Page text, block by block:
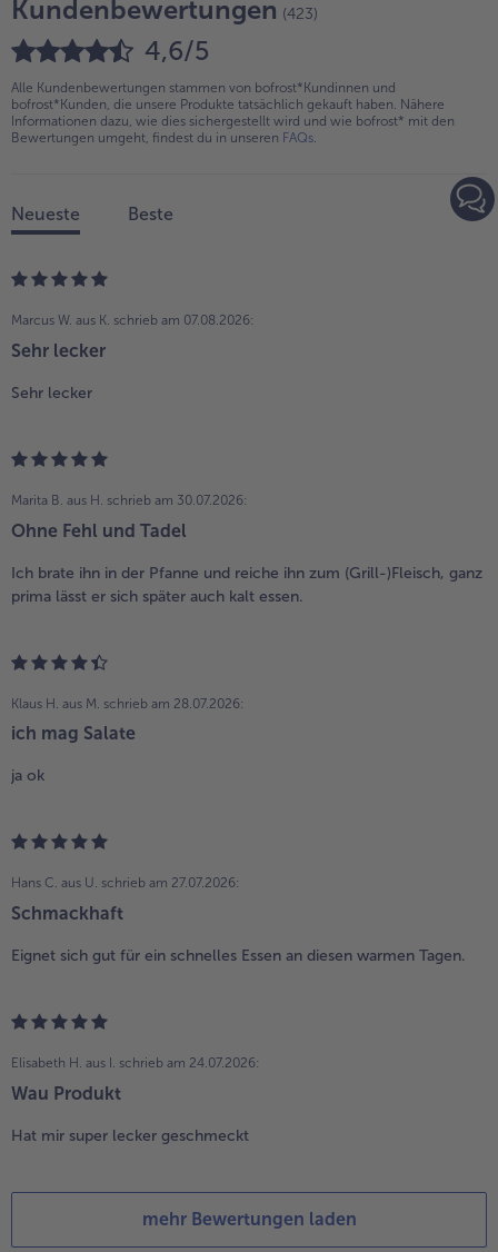
Kundenbewertungen (423)
4,6/5
Alle Kundenbewertungen stammen von bofrost*Kundinnen und
bofrost*Kunden, die unsere Produkte tatsächlich gekauft haben. Nähere
Informationen dazu, wie dies sichergestellt wird und wie bofrost* mit den
Bewertungen umgeht, findest du in unseren FAQs
Neueste Beste
Marcus W. aus K. schrieb am 07.08.2026:
Sehr lecker
Sehr lecker
Marita B. aus H. schrieb am 30.07.2026:
Ohne Fehl und Tadel
Ich brate ihn in der Pfanne und reiche ihn zum (Grill-)Fleisch, ganz
prima lässt er sich später auch kalt essen.
Klaus H. aus M. schrieb am 28.07.2026:
ich mag Salate
ja ok
Hans C. aus U. schrieb am 27.07.2026:
Schmackhaft
Eignet sich gut für ein schnelles Essen an diesen warmen Tagen.
Elisabeth H. aus I. schrieb am 24.07.2026:
Wau Produkt
Hat mir super lecker geschmeckt
mehr Bewertungen laden